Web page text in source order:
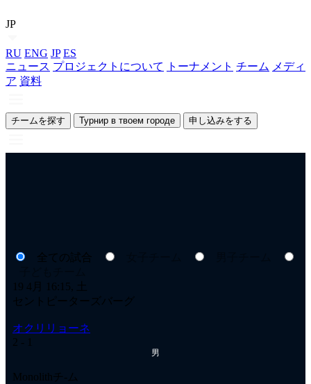
JP
RU ENG JP ES
ニュース プロジェクトについて トーナメント チーム メディ
ア 資料
チームを探す Турнир в твоем городе 申し込みをする
全ての試合
19 4月 16:15, 土
セントピーターズバーグ
オクリリョーネ
2 - 1
男
Monolithチ-ム